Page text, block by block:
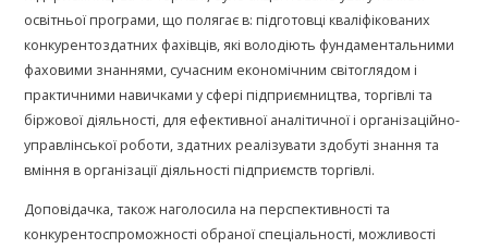
освітньої програми, що полягає в: підготовці кваліфікованих
конкурентоздатних фахівців, які володіють фундаментальними
фаховими знаннями, сучасним економічним світоглядом і
практичними навичками у сфері підприємництва, торгівлі та
біржової діяльності, для ефективної аналітичної і організаційно-
управлінської роботи, здатних реалізувати здобуті знання та
вміння в організації діяльності підприємств торгівлі.
Доповідачка, також наголосила на перспективності та
конкурентоспроможності обраної спеціальності, можливості